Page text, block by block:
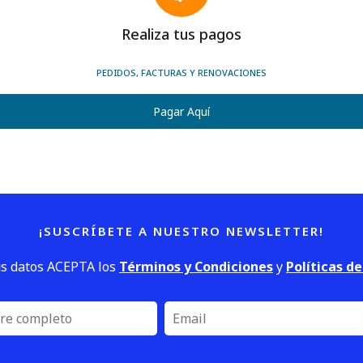
Realiza tus pagos
PEDIDOS, FACTURAS Y RENOVACIONES
Pagar Aquí
¡SUSCRÍBETE A NUESTRO NEWSLETTER!
datos ACEPTA los Términos y Condicionesy Políticas